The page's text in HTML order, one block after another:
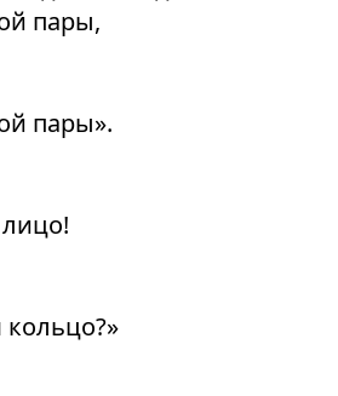
пары,
пары».